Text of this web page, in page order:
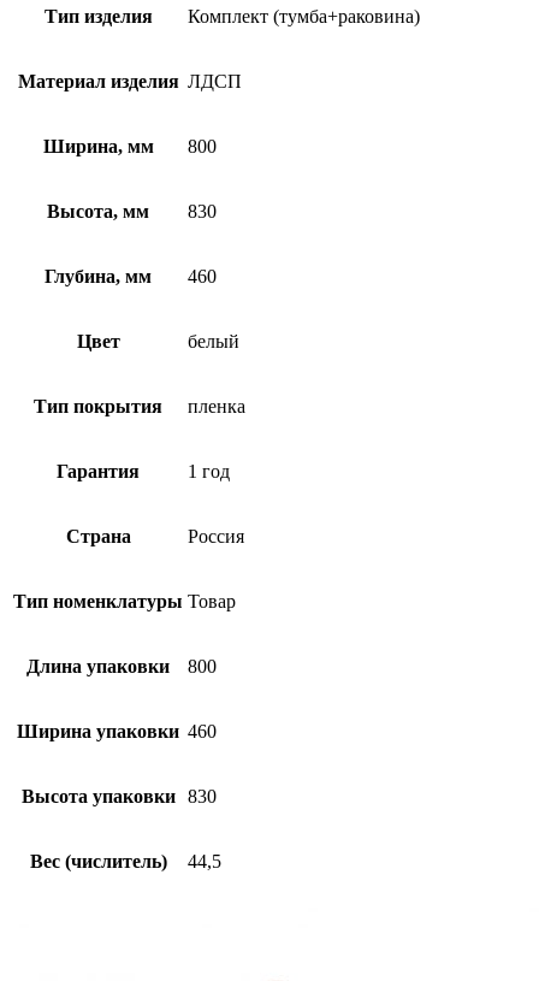
Тип изделия Комплект (тумба+раковина)
Материал изделия ЛДСП
Ширина, мм 800
Высота, мм 830
Глубина, мм 460
Цвет белый
Тип покрытия пленка
Гарантия 1 год
Страна Россия
Тип номенклатуры Товар
Длина упаковки 800
Ширина упаковки 460
Высота упаковки 830
Вес (числитель) 44,5